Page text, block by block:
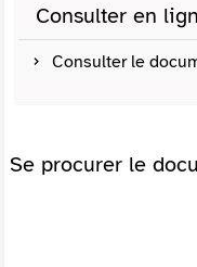
Consulter en
Consulter le
Se procurer le